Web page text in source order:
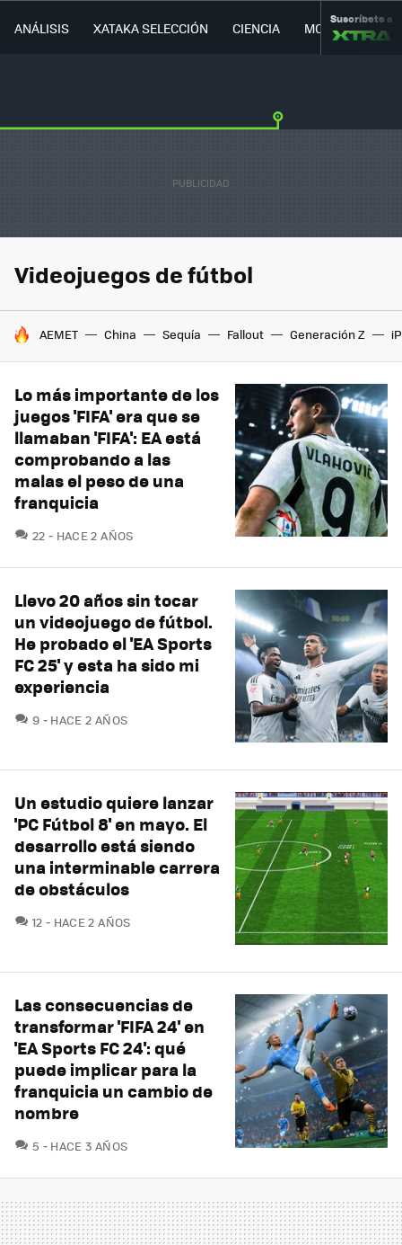
ANÁLISIS XATAKA SELECCIÓN CIENCIA MOVILIDAD
Suscríbete a
Videojuegos de fútbol
HOY SE HABLA DE
AEMET China Sequía Fallout Generación Z
Lo más importante de los
juegos 'FIFA' era que se
llamaban 'FIFA': EA está
comprobando a las
malas el peso de una
franquicia
22 COMENTARIOS
HACE 2 AÑOS
Llevo 20 años sin tocar
un videojuego de fútbol.
He probado el 'EA Sports
FC 25' y esta ha sido mi
experiencia
9 COMENTARIOS
HACE 2 AÑOS
Un estudio quiere lanzar
'PC Fútbol 8' en mayo. El
desarrollo está siendo
una interminable carrera
de obstáculos
12 COMENTARIOS
HACE 2 AÑOS
Las consecuencias de
transformar 'FIFA 24' en
'EA Sports FC 24': qué
puede implicar para la
franquicia un cambio de
nombre
5 COMENTARIOS
HACE 3 AÑOS